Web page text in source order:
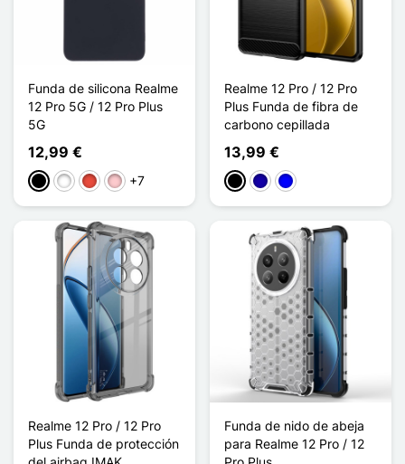
Funda de silicona Realme
12 Pro 5G / 12 Pro Plus
5G
12,99 €
NegroBlancoRojoRosa+7
Realme 12 Pro / 12 Pro
Plus Funda de fibra de
carbono cepillada
13,99 €
NegroAzul oscuro
Azul
Realme 12 Pro / 12 Pro
Plus Funda de protección
Funda de nido de abeja
para Realme 12 Pro / 12